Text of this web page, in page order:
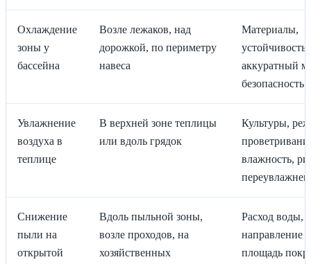
Охлаждение
зоны у
бассейна
Возле лежаков, над
дорожкой, по периметру
навеса
Материалы,
устойчивость
аккуратный
безопасность
Увлажнение
воздуха в
теплице
В верхней зоне теплицы
или вдоль грядок
Культуры,
влажность,
Снижение
пыли на
открытой
Вдоль пыльной зоны,
возле проходов, на
хозяйственных
Расход воды,
направление
площадь